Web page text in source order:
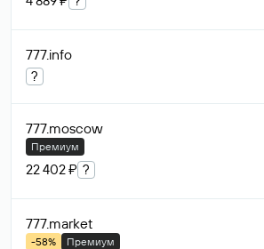
777.info
?
777.moscow
Премиум
22 402 ₽ ?
777.market
-58%
Премиум